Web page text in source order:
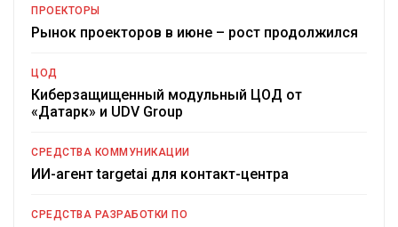
ПРОЕКТОРЫ
Рынок проекторов в июне – рост продолжился
ЦОД
Киберзащищенный модульный ЦОД от
«Датарк» и UDV Group
СРЕДСТВА КОММУНИКАЦИИ
ИИ-агент targetai для контакт-центра
СРЕДСТВА РАЗРАБОТКИ ПО